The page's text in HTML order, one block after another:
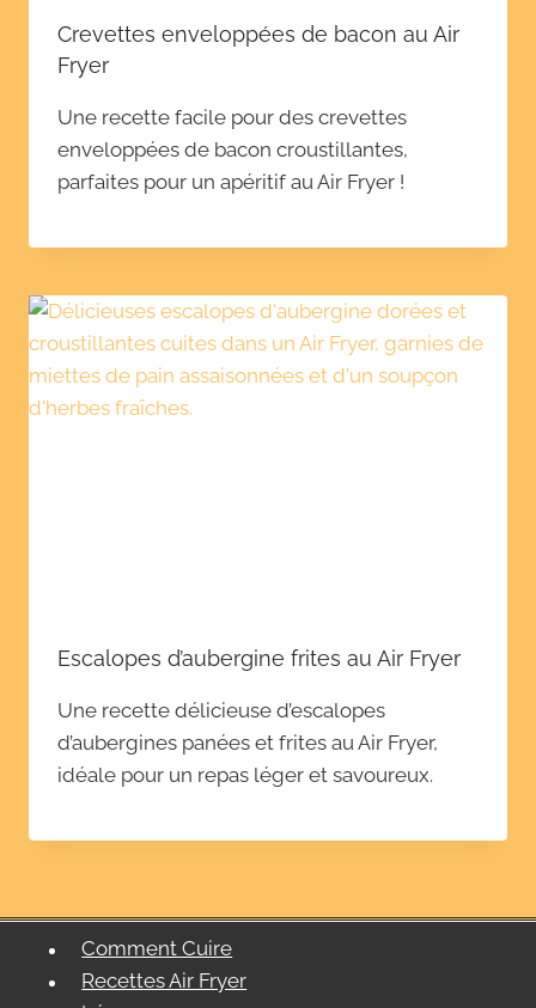
Crevettes enveloppées de bacon au Air
Fryer
Une recette facile pour des crevettes
enveloppées de bacon croustillantes,
parfaites pour un apéritif au Air Fryer !
Escalopes d’aubergine frites au Air Fryer
Une recette délicieuse d’escalopes
d’aubergines panées et frites au Air Fryer,
idéale pour un repas léger et savoureux.
Comment Cuire
Recettes Air Fryer